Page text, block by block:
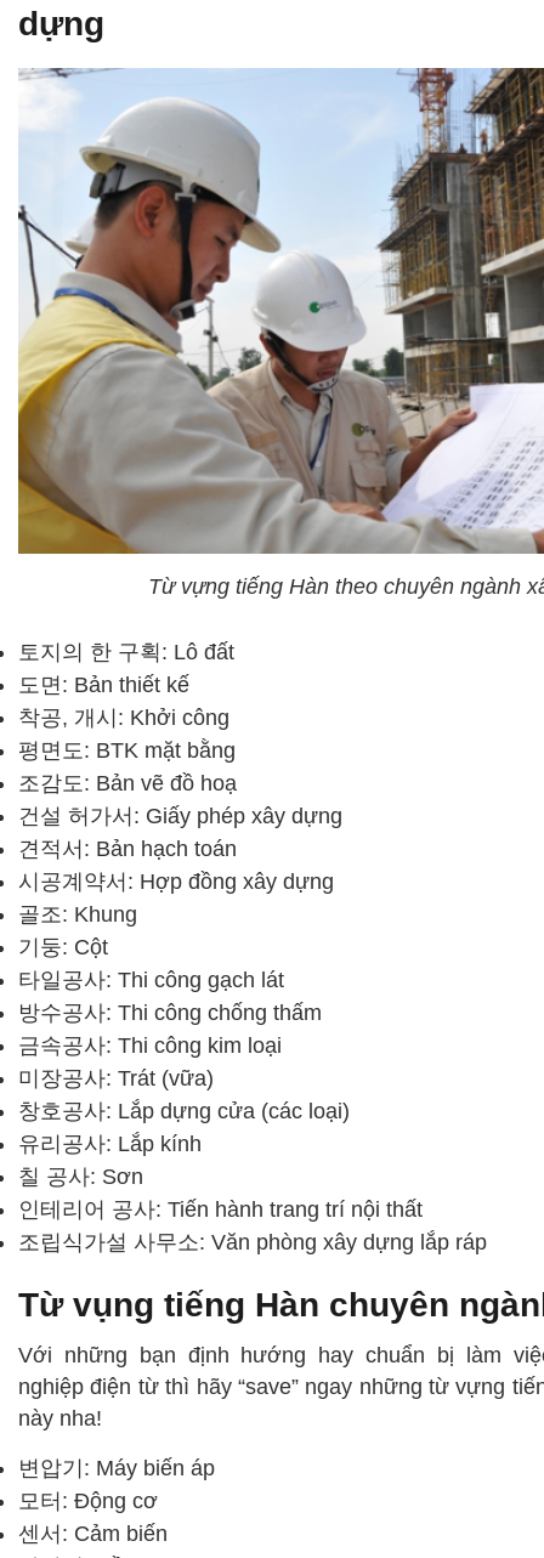
dựng
Từ vựng tiếng Hàn theo chuyên ngành
토지의 한 구획: Lô đất
도면: Bản thiết kế
착공, 개시: Khởi công
평면도: BTK mặt bằng
조감도: Bản vẽ đồ hoạ
건설 허가서: Giấy phép xây dựng
견적서: Bản hạch toán
시공계약서: Hợp đồng xây dựng
골조: Khung
기둥: Cột
타일공사: Thi công gạch lát
방수공사: Thi công chống thấm
금속공사: Thi công kim loại
미장공사: Trát (vữa)
창호공사: Lắp dựng cửa (các loại)
유리공사: Lắp kính
칠 공사: Sơn
인테리어 공사: Tiến hành trang trí nội thất
조립식가설 사무소: Văn phòng xây dựng lắp ráp
Từ vụng tiếng Hàn chuyên
Với những bạn định hướng hay chuẩn bị làm
nghiệp điện từ thì hãy “save” ngay những từ vựng
này nha!
변압기: Máy biến áp
모터: Động cơ
센서: Cảm biến